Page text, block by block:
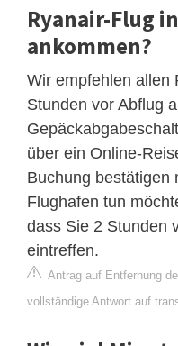
Ryanair-Flug
ankommen?
Wir empfehlen allen
Stunden vor Abflug
über ein Online-
Buchung bestätigen
Flughafen tun
dass Sie 2 Stunden
eintreffen.
Antrag auf Entfernung
vollständige Antwort auf